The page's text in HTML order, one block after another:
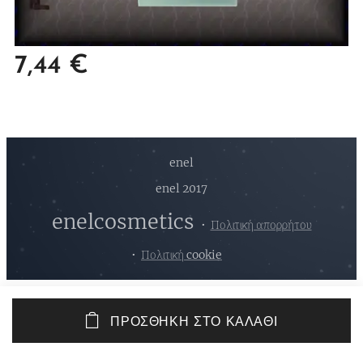
7,44 €
ΠΡΟΣΘΉΚΗ ΣΤΟ ΚΑΛΆΘΙ
enel
enel 2017
enelcosmetics Πολιτική απορρήτου
Πολιτική cookie